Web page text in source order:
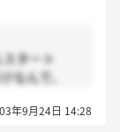
タート
んで、
らいな
年9月24日 14:28